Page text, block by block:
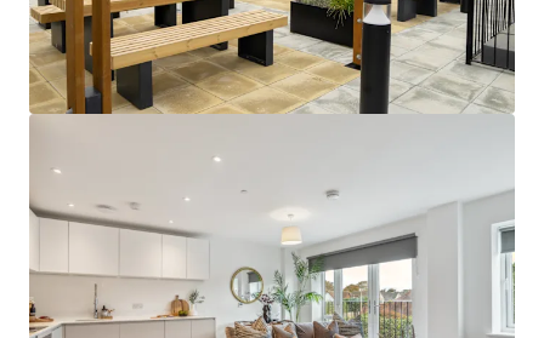
opportunities- perfectly positioned close
to a huge network of global corporations in
London, as well as in the Thames Valley
Business Region and Heathrow Airport.
affordable rental tone that attracts the
mainstream occupational market.
Supportive underlying demographics -
Local population demographics that point
to a strong depth of renter demand with